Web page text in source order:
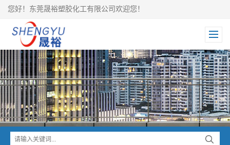
您好！东莞晟裕塑胶化工有限公司欢迎您！